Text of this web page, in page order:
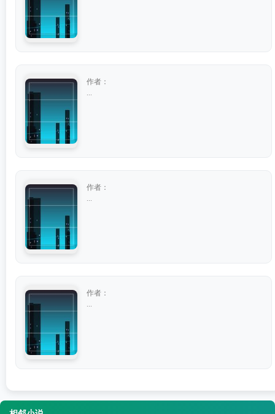
作者：
作者：
作者：